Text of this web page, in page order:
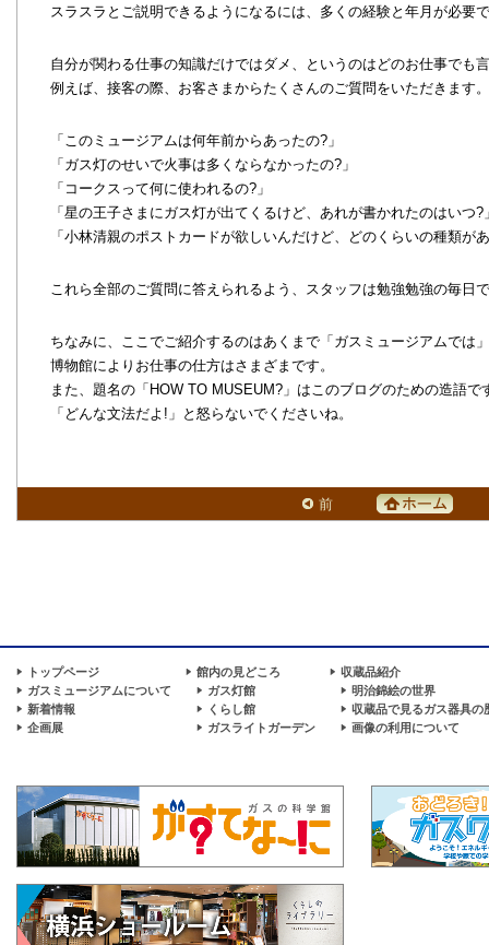
スラスラとご説明できるようになるには、多くの経験と年月が必要
自分が関わる仕事の知識だけではダメ、というのはどのお仕事でも
例えば、接客の際、お客さまからたくさんのご質問をいただきます。
「このミュージアムは何年前からあったの?」
「ガス灯のせいで火事は多くならなかったの?」
「コークスって何に使われるの?」
「星の王子さまにガス灯が出てくるけど、あれが書かれたのはいつ?
「小林清親のポストカードが欲しいんだけど、どのくらいの種類が
これら全部のご質問に答えられるよう、スタッフは勉強勉強の毎日
ちなみに、ここでご紹介するのはあくまで「ガスミュージアムでは
博物館によりお仕事の仕方はさまざまです。
また、題名の「HOW TO MUSEUM?」はこのブログのための造語で
「どんな文法だよ!」と怒らないでくださいね。
前
トップページ
ガスミュージアムについて
新着情報
企画展
館内の見どころ
ガス灯館
くらし館
ガスライトガーデン
収蔵品紹介
明治錦絵の世界
収蔵品で見るガス器具の
画像の利用について